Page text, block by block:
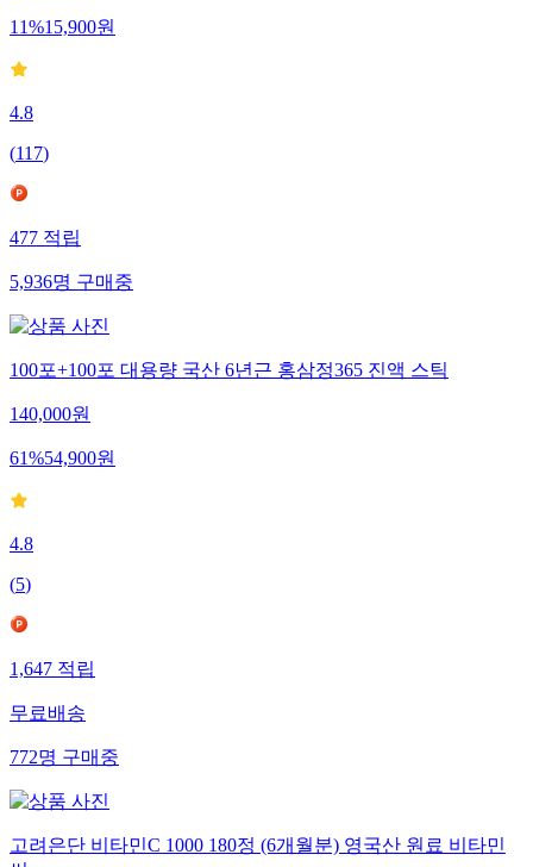
11%15,900원
4.8
(117)
477적립
5,936명구매중
100포+100포 대용량 국산 6년근 홍삼정365 진액 스틱
140,000원
61%54,900원
4.8
(5)
1,647적립
무료배송
772명구매중
고려은단 비타민C 1000 180정 (6개월분) 영국산 원료 비타민